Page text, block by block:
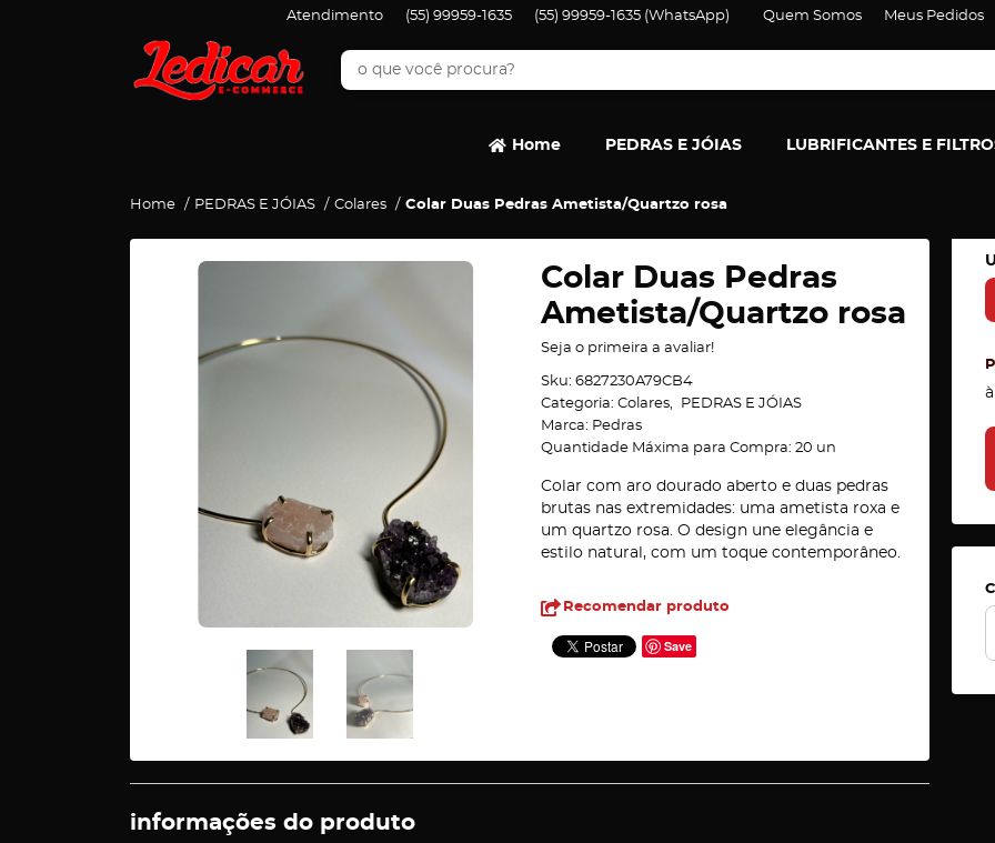
Quem Somos Meus Pedidos
Atendimento (55) 99959-1635 (55) 99959-1635 (WhatsApp)
Home PEDRAS E JÓIAS LUBRIFICANTES E
Home PEDRAS E JÓIAS Colares Colar Duas Pedras Ametista/Quartzo rosa
Colar Duas Pedras
Ametista/Quartzo rosa
Seja o primeira a avaliar!
Sku: 6827230A79CB4
Categoria: Colares
PEDRAS E JÓIAS
Marca: Pedras
Quantidade Máxima para Compra: 20 un
Colar com aro dourado aberto e duas pedras
brutas nas extremidades: uma ametista roxa e
um quartzo rosa. O design une elegância e
estilo natural, com um toque contemporâneo.
Recomendar produto
Save
informações do produto